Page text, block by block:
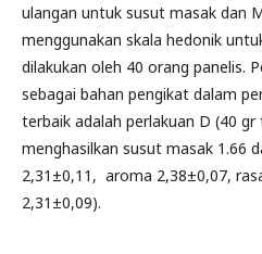
ulangan untuk susut masak dan
menggunakan skala hedonik
dilakukan oleh 40 orang panelis.
sebagai bahan pengikat dalam
terbaik adalah perlakuan D (40
menghasilkan susut masak 1.66
2,31±0,11, aroma 2,38±0,07,
2,31±0,09).